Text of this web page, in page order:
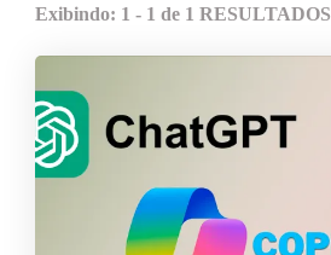
Exibindo: 1 - 1 de 1 RESULTADOS